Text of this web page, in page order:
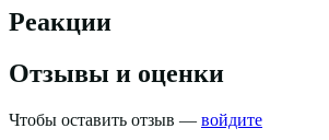
Реакции
Отзывы и оценки
Чтобы оставить отзыв — войдите